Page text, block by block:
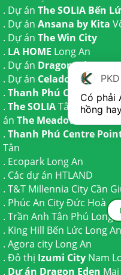
. Dự án The SOLIA Bến
. Dự án Ansana by Kita
. Dự án The Win City
. LA HOME Long An
. Dự án Dragon Eden
. Dự án Celadon City
Tân
. Thanh Phú Centre
. The SOLIATây Ninh |
án The Meadow
. Thanh Phú Centre
Tân
. Ecopark Long An
. Các dự án HTLAND
. T&T Millennia City Cần
. Phúc An CityĐức Hoà
. Trần Anh Tân Phú Long
. King Hill Bến Lức Long An
. Agora city Long An
. Đô thị Izumi City Nam
. Dự án Dragon Eden
Có phải
hồng